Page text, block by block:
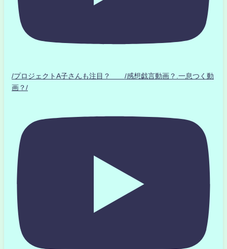
/プロジェクトA子さんも注目？ /感想戯言動画？.一息つく動
画？/